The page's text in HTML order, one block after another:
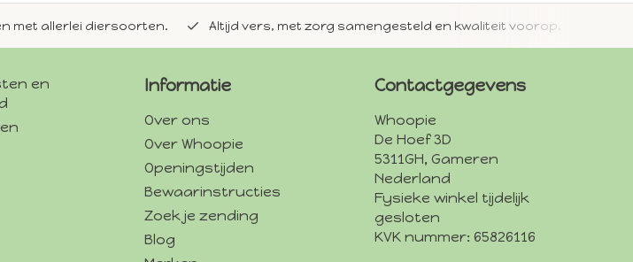
met allerlei diersoorten. Altijd vers, met zorg samengesteld en kwaliteit voorop.
en
Informatie
Over ons
Over Whoopie
Openingstijden
Bewaarinstructies
Zoek je zending
Blog
Contactgegevens
Whoopie
De Hoef 3D
5311GH, Gameren
Nederland
Fysieke winkel tijdelijk
gesloten
KVK nummer: 65826116